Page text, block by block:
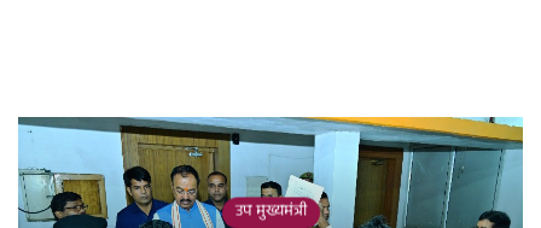
उप मुख्यमंत्री